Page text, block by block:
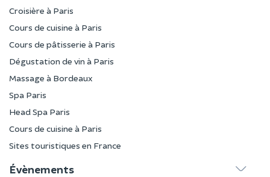
Croisière à Paris
Cours de cuisine à Paris
Cours de pâtisserie à Paris
Dégustation de vin à Paris
Massage à Bordeaux
Spa Paris
Head Spa Paris
Cours de cuisine à Paris
Sites touristiques en France
Évènements